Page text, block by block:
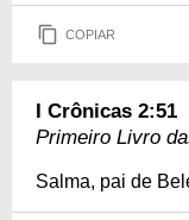
COPIAR
I Crônicas 2:51
Primeiro Livro
Salma, pai de